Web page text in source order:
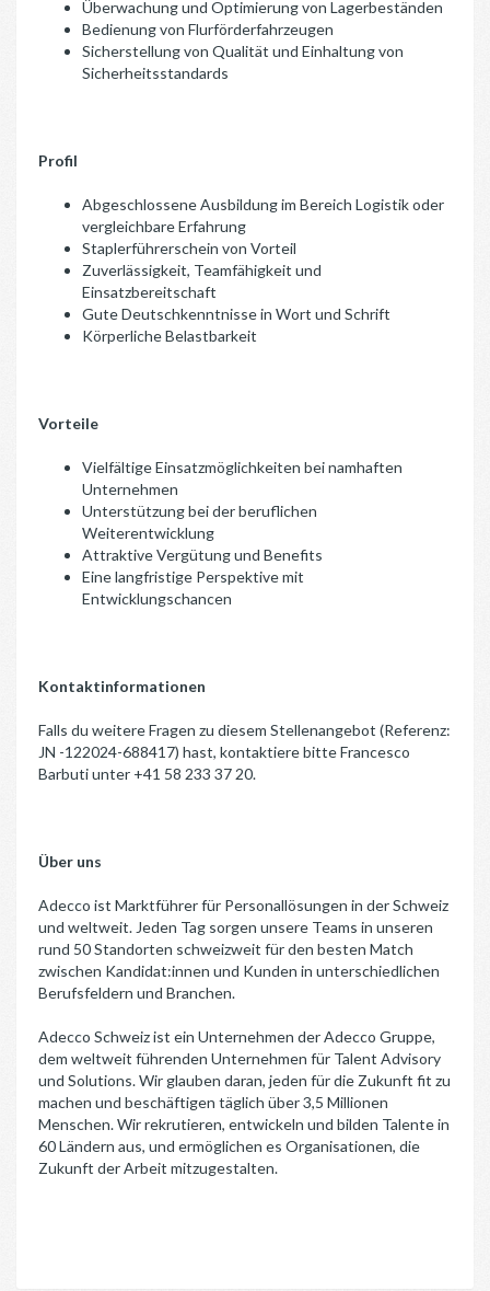
Überwachung und Optimierung von Lagerbeständen
Bedienung von Flurförderfahrzeugen
Sicherstellung von Qualität und Einhaltung von
Sicherheitsstandards
Profil
Abgeschlossene Ausbildung im Bereich Logistik oder
vergleichbare Erfahrung
Staplerführerschein von Vorteil
Zuverlässigkeit, Teamfähigkeit und
Einsatzbereitschaft
Gute Deutschkenntnisse in Wort und Schrift
Körperliche Belastbarkeit
Vorteile
Vielfältige Einsatzmöglichkeiten bei namhaften
Unternehmen
Unterstützung bei der beruflichen
Weiterentwicklung
Attraktive Vergütung und Benefits
Eine langfristige Perspektive mit
Entwicklungschancen
Kontaktinformationen
Falls du weitere Fragen zu diesem Stellenangebot (Referenz:
JN -122024-688417) hast, kontaktiere bitte Francesco
Barbuti unter +41 58 233 37 20.
Über uns
Adecco ist Marktführer für Personallösungen in der Schweiz
und weltweit. Jeden Tag sorgen unsere Teams in unseren
rund 50 Standorten schweizweit für den besten Match
zwischen Kandidat:innen und Kunden in unterschiedlichen
Berufsfeldern und Branchen.
Adecco Schweiz ist ein Unternehmen der Adecco Gruppe,
dem weltweit führenden Unternehmen für Talent Advisory
und Solutions. Wir glauben daran, jeden für die Zukunft fit zu
machen und beschäftigen täglich über 3,5 Millionen
Menschen. Wir rekrutieren, entwickeln und bilden Talente in
60 Ländern aus, und ermöglichen es Organisationen, die
Zukunft der Arbeit mitzugestalten.